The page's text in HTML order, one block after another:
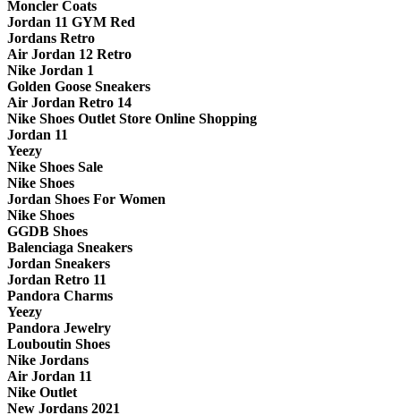
Moncler Coats
Jordan 11 GYM Red
Jordans Retro
Air Jordan 12 Retro
Nike Jordan 1
Golden Goose Sneakers
Air Jordan Retro 14
Nike Shoes Outlet Store Online Shopping
Jordan 11
Yeezy
Nike Shoes Sale
Nike Shoes
Jordan Shoes For Women
Nike Shoes
GGDB Shoes
Balenciaga Sneakers
Jordan Sneakers
Jordan Retro 11
Pandora Charms
Yeezy
Pandora Jewelry
Louboutin Shoes
Nike Jordans
Air Jordan 11
Nike Outlet
New Jordans 2021